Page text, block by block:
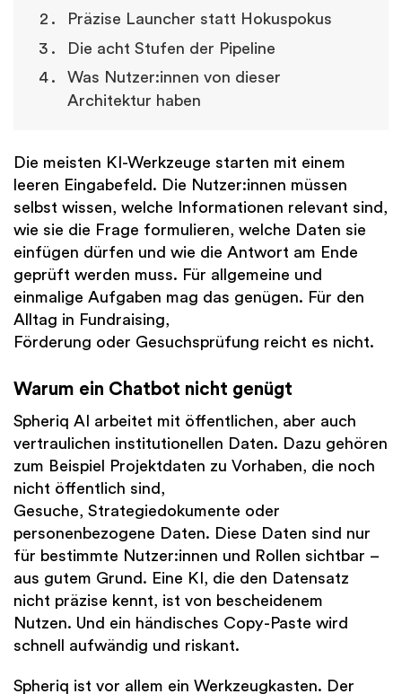
Präzise Launcher statt Hokuspokus
Die acht Stufen der Pipeline
Was Nutzer:innen von dieser
Architektur haben
Die meisten KI-Werkzeuge starten mit einem
leeren Eingabefeld. Die Nutzer:innen müssen
selbst wissen, welche Informationen relevant sind,
wie sie die Frage formulieren, welche Daten sie
einfügen dürfen und wie die Antwort am Ende
geprüft werden muss. Für allgemeine und
einmalige Aufgaben mag das genügen. Für den
Alltag in Fundraising,
Förderung oder Gesuchsprüfung reicht es nicht.
Warum ein Chatbot nicht genügt
Spheriq AI arbeitet mit öffentlichen, aber auch
vertraulichen institutionellen Daten. Dazu gehören
zum Beispiel Projektdaten zu Vorhaben, die noch
nicht öffentlich sind,
Gesuche, Strategiedokumente oder
personenbezogene Daten. Diese Daten sind nur
für bestimmte Nutzer:innen und Rollen sichtbar –
aus gutem Grund. Eine KI, die den Datensatz
nicht präzise kennt, ist von bescheidenem
Nutzen. Und ein händisches Copy-Paste wird
schnell aufwändig und riskant.
Spheriq ist vor allem ein Werkzeugkasten. Der